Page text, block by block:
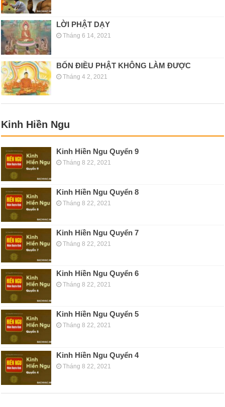
LỜI PHẬT DẠY
Tháng 6 14, 2021
BỐN ĐIỀU PHẬT KHÔNG LÀM ĐƯỢC
Tháng 4 2, 2021
Kinh Hiền Ngu
Kinh Hiền Ngu Quyển 9
Tháng 8 22, 2021
Kinh Hiền Ngu Quyển 8
Tháng 8 22, 2021
Kinh Hiền Ngu Quyển 7
Tháng 8 22, 2021
Kinh Hiền Ngu Quyển 6
Tháng 8 22, 2021
Kinh Hiền Ngu Quyển 5
Tháng 8 22, 2021
Kinh Hiền Ngu Quyển 4
Tháng 8 22, 2021